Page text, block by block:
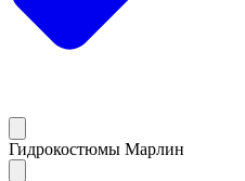
Гидрокостюмы Марлин